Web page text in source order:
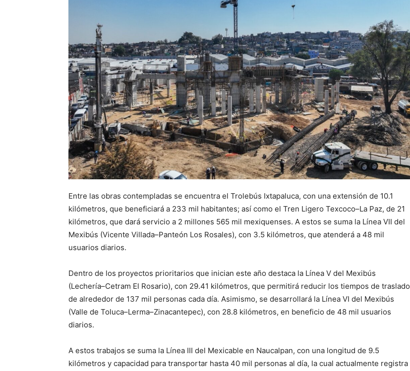
Entre las obras contempladas se encuentra el Trolebús Ixtapaluca, con una extensión de 10.1
kilómetros, que beneficiará a 233 mil habitantes; así como el Tren Ligero Texcoco–La Paz, de 21
kilómetros, que dará servicio a 2 millones 565 mil mexiquenses. A estos se suma la Línea VII del
Mexibús (Vicente Villada–Panteón Los Rosales), con 3.5 kilómetros, que atenderá a 48 mil
usuarios diarios.
Dentro de los proyectos prioritarios que inician este año destaca la Línea V del Mexibús
(Lechería–Cetram El Rosario), con 29.41 kilómetros, que permitirá reducir los tiempos de traslado
de alrededor de 137 mil personas cada día. Asimismo, se desarrollará la Línea VI del Mexibús
(Valle de Toluca–Lerma–Zinacantepec), con 28.8 kilómetros, en beneficio de 48 mil usuarios
diarios.
A estos trabajos se suma la Línea III del Mexicable en Naucalpan, con una longitud de 9.5
kilómetros y capacidad para transportar hasta 40 mil personas al día, la cual actualmente registra